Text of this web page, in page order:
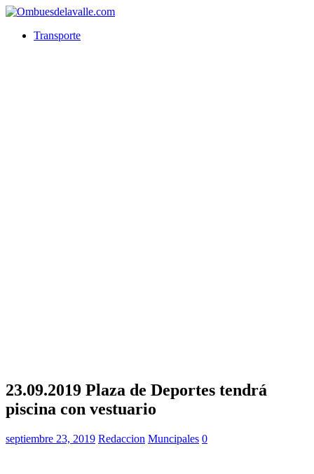
Transporte
23.09.2019 Plaza de Deportes tendrá
piscina con vestuario
septiembre 23, 2019 Redaccion Muncipales 0